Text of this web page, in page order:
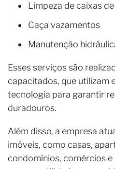
Limpeza de caixas
Caça vazamentos
Manutenção
Esses serviços são
capacitados, que utilizam
tecnologia para garantir
duradouros.
Além disso, a empresa
imóveis, como casas,
condomínios, comércios